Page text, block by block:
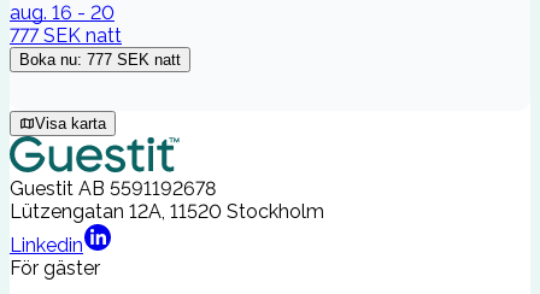
aug. 16 - 20
777 SEK natt
Boka nu: 777 SEK natt
Visa karta
Guestit AB 5591192678
Lützengatan 12A, 11520 Stockholm
Linkedin
För gäster